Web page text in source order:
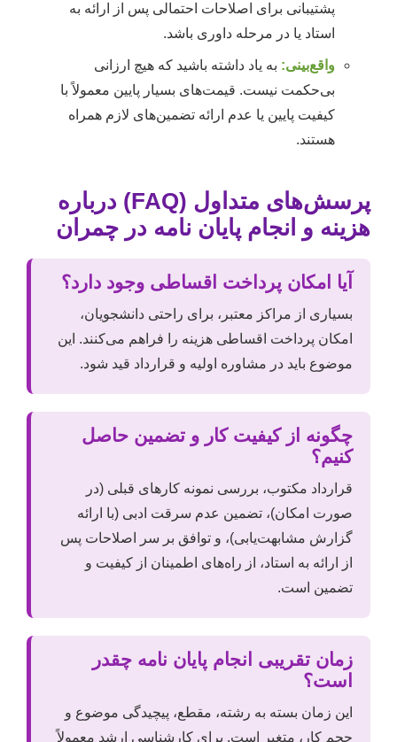
پشتیبانی برای اصلاحات احتمالی پس از ارائه به
استاد یا در مرحله داوری باشد.
واقع‌بینی: به یاد داشته باشید که هیچ ارزانی
بی‌حکمت نیست. قیمت‌های بسیار پایین معمولاً با
کیفیت پایین یا عدم ارائه تضمین‌های لازم همراه
هستند.
پرسش‌های متداول (FAQ) درباره
هزینه و انجام پایان نامه در چمران
آیا امکان پرداخت اقساطی وجود دارد؟
بسیاری از مراکز معتبر، برای راحتی دانشجویان،
امکان پرداخت اقساطی هزینه را فراهم می‌کنند. این
موضوع باید در مشاوره اولیه و قرارداد قید شود.
چگونه از کیفیت کار و تضمین حاصل
کنیم؟
قرارداد مکتوب، بررسی نمونه کارهای قبلی (در
صورت امکان)، تضمین عدم سرقت ادبی (با ارائه
گزارش مشابهت‌یابی)، و توافق بر سر اصلاحات پس
از ارائه به استاد، از راه‌های اطمینان از کیفیت و
تضمین است.
زمان تقریبی انجام پایان نامه چقدر
است؟
این زمان بسته به رشته، مقطع، پیچیدگی موضوع و
حجم کار، متغیر است. برای کارشناسی ارشد معمولاً